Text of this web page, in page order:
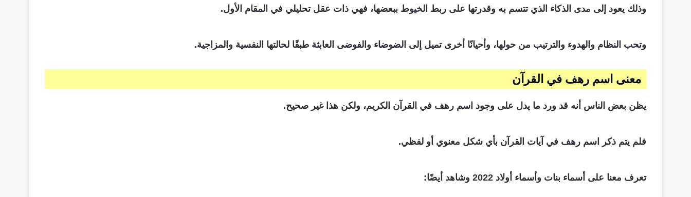
وذلك يعود إلى مدى الذكاء الذي تتسم به وقدرتها على ربط الخيوط ببعضها، فهي ذات عقل تحليلي في المقام الأول.
وتحب النظام والهدوء والترتيب من حولها، وأحيانًا أخرى تميل إلى الضوضاء والفوضى العابثة طبقًا لحالتها النفسية والمزاجية.
معنى اسم رهف في القرآن
يظن بعض الناس أنه قد ورد ما يدل على وجود اسم رهف في القرآن الكريم، ولكن هذا غير صحيح.
فلم يتم ذكر اسم رهف في آيات القرآن بأي شكل معنوي أو لفظي.
تعرف معنا على أسماء بنات وأسماء أولاد 2022 وشاهد أيضًا: